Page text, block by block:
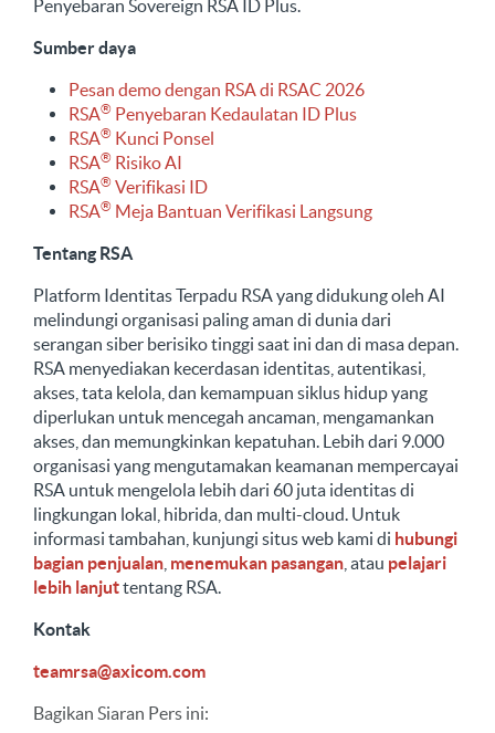
Penyebaran Sovereign RSA ID Plus.
Sumber daya
Pesan demo dengan RSA di RSAC 2026
RSA® Penyebaran Kedaulatan ID Plus
RSA® Kunci Ponsel
RSA® Risiko AI
RSA® Verifikasi ID
RSA® Meja Bantuan Verifikasi Langsung
Tentang RSA
Platform Identitas Terpadu RSA yang didukung oleh AI
melindungi organisasi paling aman di dunia dari
serangan siber berisiko tinggi saat ini dan di masa depan.
RSA menyediakan kecerdasan identitas, autentikasi,
akses, tata kelola, dan kemampuan siklus hidup yang
diperlukan untuk mencegah ancaman, mengamankan
akses, dan memungkinkan kepatuhan. Lebih dari 9.000
organisasi yang mengutamakan keamanan mempercayai
RSA untuk mengelola lebih dari 60 juta identitas di
lingkungan lokal, hibrida, dan multi-cloud. Untuk
informasi tambahan, kunjungi situs web kami di hubungi
bagian penjualan menemukan pasangan , atau pelajari
lebih lanjuttentang RSA.
Kontak
teamrsa@axicom.com
Bagikan Siaran Pers ini: